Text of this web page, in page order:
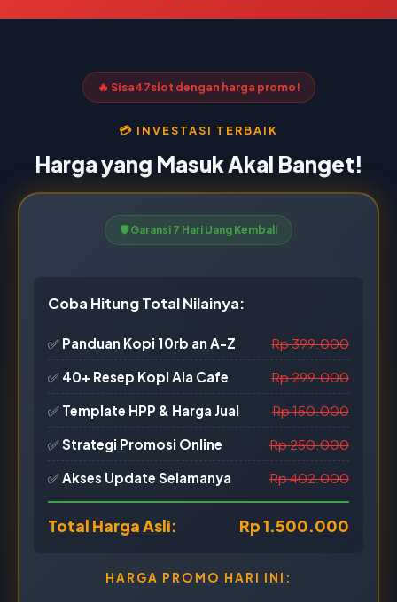
🔥 Sisa47slot dengan harga promo!
💳 INVESTASI TERBAIK
Harga yang Masuk Akal Banget!
🛡️ Garansi 7 Hari Uang Kembali
Coba Hitung Total Nilainya:
✅ Panduan Kopi 10rb an A-Z
Rp 399.000
✅ 40+ Resep Kopi Ala Cafe
Rp 299.000
✅ Template HPP & Harga Jual
Rp 150.000
✅Strategi Promosi Online
Rp 250.000
✅Akses Update Selamanya Rp 402.000
Total Harga Asli: Rp 1.500.000
HARGA PROMO HARI INI: